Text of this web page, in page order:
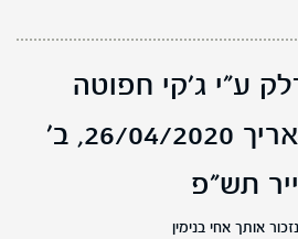
ע"י ג׳קי חפוטה
04/2020,
ב'
תש"פ
אותך אחי בנימין